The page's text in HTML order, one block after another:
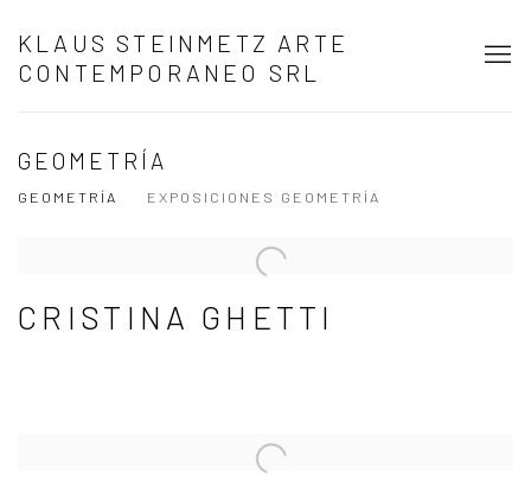
KLAUS STEINMETZ ARTE
CONTEMPORANEO SRL
GEOMETRÍA
GEOMETRÍA EXPOSICIONES GEOMETRÍA
CRISTINA GHETTI